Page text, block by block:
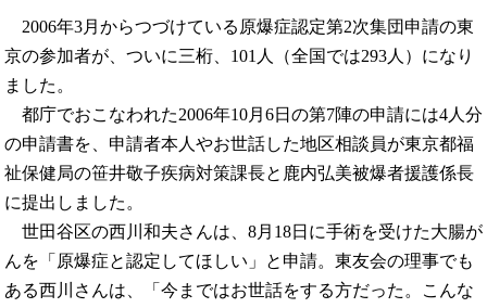
2006年3月からつづけている原爆症認定第2次集団申請の東
京の参加者が、ついに三桁、101人（全国では293人）になり
ました。
都庁でおこなわれた2006年10月6日の第7陣の申請には4人分
の申請書を、申請者本人やお世話した地区相談員が東京都福
祉保健局の笹井敬子疾病対策課長と鹿内弘美被爆者援護係長
に提出しました。
世田谷区の西川和夫さんは、8月18日に手術を受けた大腸が
んを「原爆症と認定してほしい」と申請。東友会の理事でも
ある西川さんは、「今まではお世話をする方だった。こんな